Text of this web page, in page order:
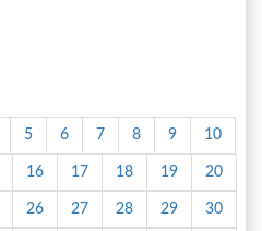
5 6 7 8 9 10
16 17 18 19 20
26 27 28 29 30